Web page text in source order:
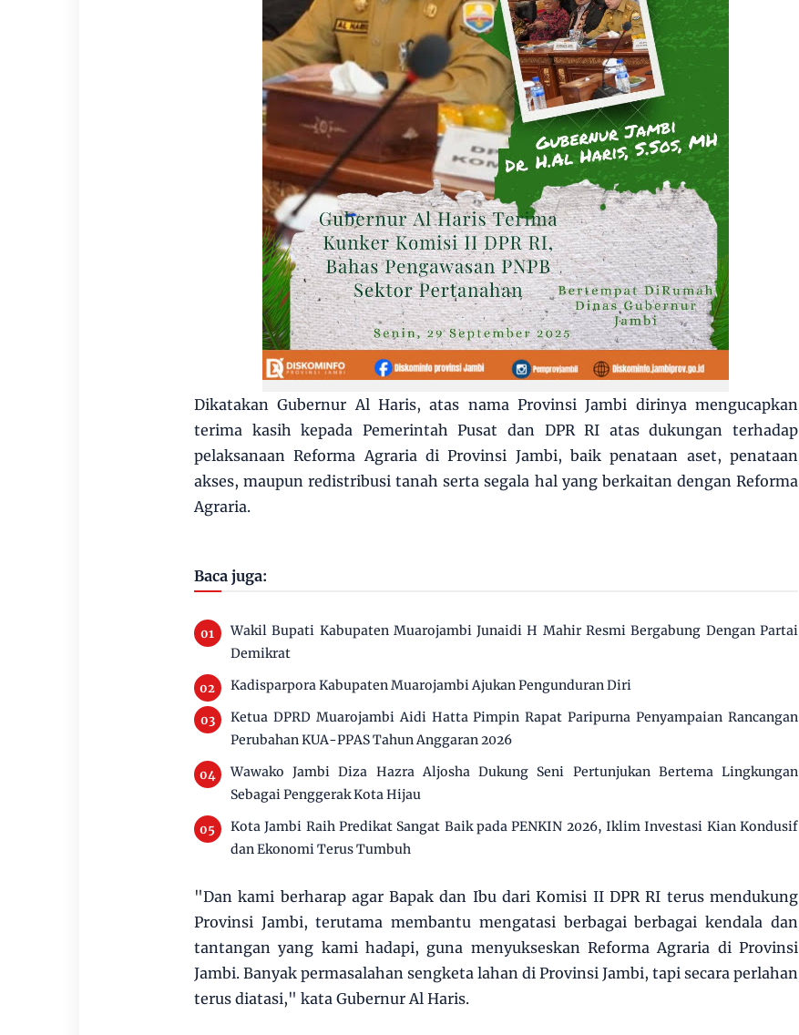
Dikatakan Gubernur Al Haris, atas nama Provinsi Jambi dirinya mengucapkan
terima kasih kepada Pemerintah Pusat dan DPR RI atas dukungan terhadap
pelaksanaan Reforma Agraria di Provinsi Jambi, baik penataan aset, penataan
akses, maupun redistribusi tanah serta segala hal yang berkaitan dengan Reforma
Agraria.
Baca juga:
Wakil Bupati Kabupaten Muarojambi Junaidi H Mahir Resmi Bergabung Dengan Partai
Demikrat
Kadisparpora Kabupaten Muarojambi Ajukan Pengunduran Diri
Ketua DPRD Muarojambi Aidi Hatta Pimpin Rapat Paripurna Penyampaian Rancangan
Perubahan KUA-PPAS Tahun Anggaran 2026
Wawako Jambi Diza Hazra Aljosha Dukung Seni Pertunjukan Bertema Lingkungan
Sebagai Penggerak Kota Hijau
Kota Jambi Raih Predikat Sangat Baik pada PENKIN 2026, Iklim Investasi Kian Kondusif
dan Ekonomi Terus Tumbuh
"Dan kami berharap agar Bapak dan Ibu dari Komisi II DPR RI terus mendukung
Provinsi Jambi, terutama membantu mengatasi berbagai berbagai kendala dan
tantangan yang kami hadapi, guna menyukseskan Reforma Agraria di Provinsi
Jambi. Banyak permasalahan sengketa lahan di Provinsi Jambi, tapi secara perlahan
terus diatasi," kata Gubernur Al Haris.